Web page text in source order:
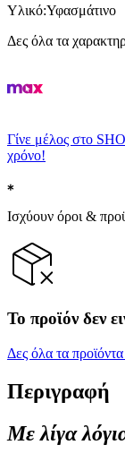
Υλικό:Υφασμάτινο
Δες όλα τα
Γίνε μέλος στο
χρόνο!
Ισχύουν όροι &
Το προϊόν δεν
Δες όλα τα
Περιγραφή
Με λίγα